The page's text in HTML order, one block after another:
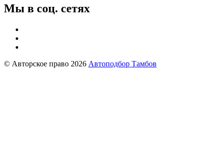
Мы в соц. сетях
© Авторское право 2026 Автоподбор Тамбов